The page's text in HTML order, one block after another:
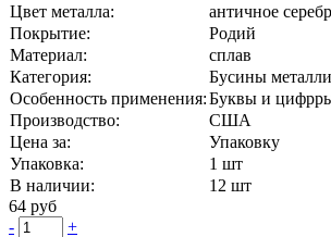
Цвет металла:
античное
Покрытие:
Родий
Материал:
сплав
Категория:
Бусины
Особенность применения:Буквы и
Производство:
США
Цена за:
Упаковку
Упаковка:
1 шт
В наличии:
12 шт
64 руб
-
+